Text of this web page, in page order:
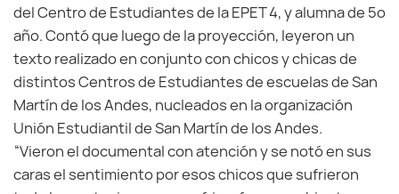
del Centro de Estudiantes de la EPET 4, y alumna de 5º
año. Contó que luego de la proyección, leyeron un
texto realizado en conjunto con chicos y chicas de
distintos Centros de Estudiantes de escuelas de San
Martín de los Andes, nucleados en la organización
Unión Estudiantil de San Martín de los Andes.
“Vieron el documental con atención y se notó en sus
caras el sentimiento por esos chicos que sufrieron